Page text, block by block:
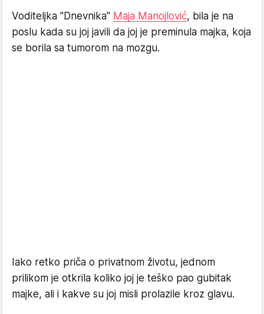
Voditeljka "Dnevnika" Maja Manojlović, bila je na
poslu kada su joj javili da joj je preminula majka, koja
se borila sa tumorom na mozgu.
Iako retko priča o privatnom životu, jednom
prilikom je otkrila koliko joj je teško pao gubitak
majke, ali i kakve su joj misli prolazile kroz glavu.